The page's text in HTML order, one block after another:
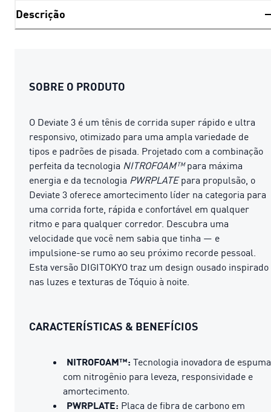
Descrição
SOBRE O PRODUTO
O Deviate 3 é um tênis de corrida super rápido e ultra
responsivo, otimizado para uma ampla variedade de
tipos e padrões de pisada. Projetado com a combinação
perfeita da tecnologia NITROFOAM™para máxima
energia e da tecnologia PWRPLATEpara propulsão, o
Deviate 3 oferece amortecimento líder na categoria para
uma corrida forte, rápida e confortável em qualquer
ritmo e para qualquer corredor. Descubra uma
velocidade que você nem sabia que tinha — e
impulsione-se rumo ao seu próximo recorde pessoal.
Esta versão DIGITOKYO traz um design ousado inspirado
nas luzes e texturas de Tóquio à noite.
CARACTERÍSTICAS & BENEFÍCIOS
NITROFOAM™: Tecnologia inovadora de espuma
com nitrogênio para leveza, responsividade e
amortecimento.
PWRPLATE: Placa de fibra de carbono em